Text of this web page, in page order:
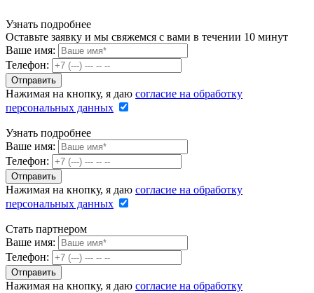
Узнать подробнее
Оставьте заявку и мы свяжемся с вами в течении 10 минут
Ваше имя:
Телефон:
Нажимая на кнопку, я даю согласие на обработку
персональных данных
Узнать подробнее
Ваше имя:
Телефон:
Нажимая на кнопку, я даю согласие на обработку
персональных данных
Стать партнером
Ваше имя:
Телефон:
Нажимая на кнопку, я даю согласие на обработку